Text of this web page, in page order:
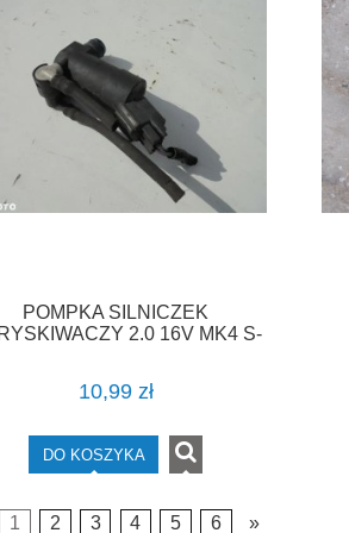
POMPKA SILNICZEK
2.0 16V MK4 S-
10,99 zł
DO KOSZYKA
1 2 3 4 5 6 »